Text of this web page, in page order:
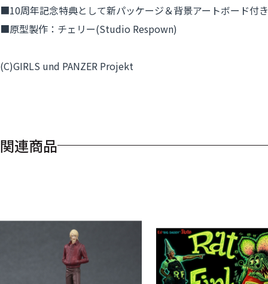
■10周年記念特典として新パッケージ＆背景アートボード付き
■原型製作：チェリー(Studio Respown)
(C)GIRLS und PANZER Projekt
関連商品